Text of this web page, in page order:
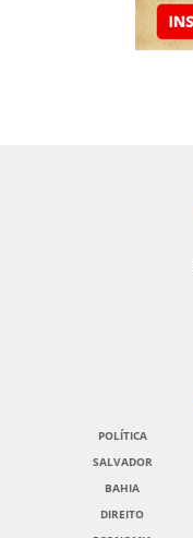
POLÍTICA
SALVADOR
BAHIA
DIREITO